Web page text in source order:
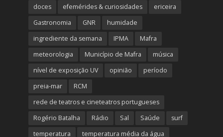
doces
efemérides & curiosidades
ericeira
Gastronomia
GNR
humidade
ingrediente da semana
IPMA
Mafra
meteorologia
Município de Mafra
música
nível de exposição UV
opinião
período
preia-mar
RCM
rede de teatros e cineteatros portugueses
Rogério Batalha
Rádio Sal Saúde
surf
temperatura
temperatura média da água